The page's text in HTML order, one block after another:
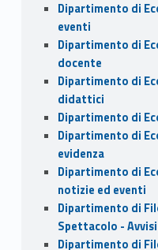
Dipartimento di
eventi
Dipartimento di
docente
Dipartimento di
didattici
Dipartimento di
Dipartimento di
evidenza
Dipartimento di
notizie ed eventi
Dipartimento di
Spettacolo -
Dipartimento di